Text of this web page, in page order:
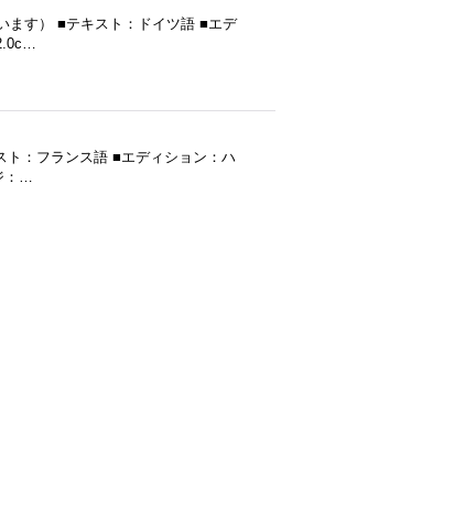
ます） ■テキスト：ドイツ語 ■エデ
：フランス語 ■エディション：ハ
：…